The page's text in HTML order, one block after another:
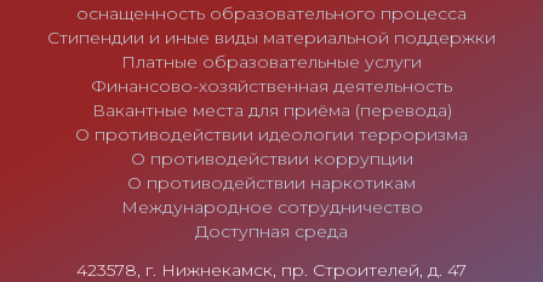
оснащенность образовательного процесса
Стипендии и иные виды материальной поддержки
Платные образовательные услуги
Финансово-хозяйственная деятельность
Вакантные места для приёма (перевода)
О противодействии идеологии терроризма
О противодействии коррупции
О противодействии наркотикам
Международное сотрудничество
Доступная среда
423578, г. Нижнекамск, пр. Строителей, д. 47